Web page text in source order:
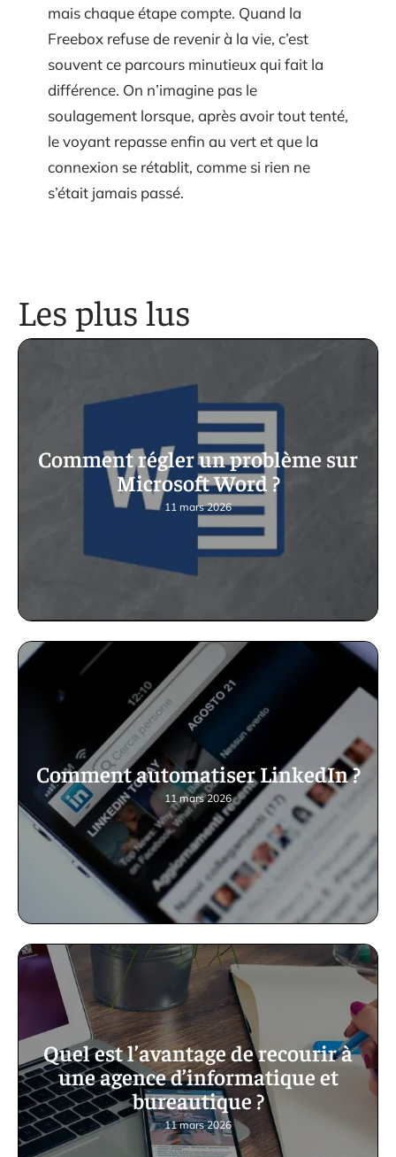
mais chaque étape compte. Quand la
Freebox refuse de revenir à la vie, c’est
souvent ce parcours minutieux qui fait la
différence. On n’imagine pas le
soulagement lorsque, après avoir tout tenté,
le voyant repasse enfin au vert et que la
connexion se rétablit, comme si rien ne
s’était jamais passé.
Les plus lus
Comment régler un problème sur
Microsoft Word ?
11 mars 2026
Comment automatiser LinkedIn ?
11 mars 2026
Quel est l’avantage de recourir à
une agence d’informatique et
bureautique ?
11 mars 2026